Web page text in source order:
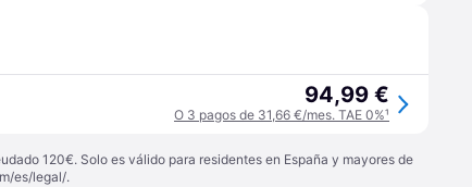
94,99 €
O 3 pagos de 31,66 €/mes. TAE 0%¹
120€. Solo es válido para residentes en España y mayores de
es/legal/.